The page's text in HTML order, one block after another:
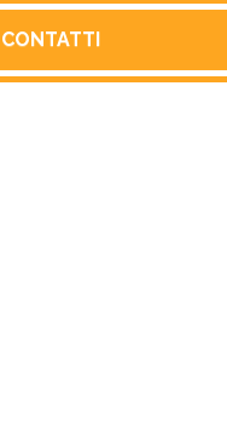
CONTATTI